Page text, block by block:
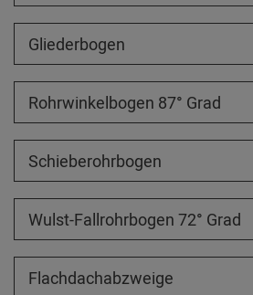
Gliederbogen
Rohrwinkelbogen 87° Grad
Schieberohrbogen
Wulst-Fallrohrbogen 72° Grad
Flachdachabzweige